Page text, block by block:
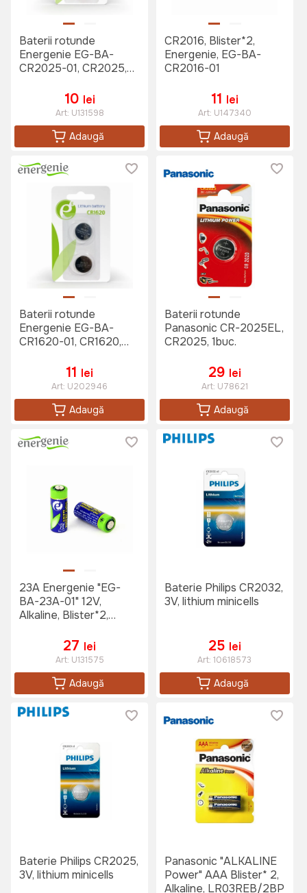
Baterii rotunde
Energenie EG-BA-
CR2025-01, CR2025,
10 lei
Art: U131598
Adaugă
CR2016, Blister*2,
Energenie, EG-BA-
CR2016-01
11 lei
Art: U147340
Adaugă
Baterii rotunde
Energenie EG-BA-
CR1620-01, CR1620,
11 lei
Art: U202946
Adaugă
Baterii rotunde
Panasonic CR-2025EL,
CR2025, 1buc.
29 lei
Art: U78621
Adaugă
23A Energenie "EG-
BA-23A-01" 12V,
Alkaline, Blister*2,
27 lei
Art: U131575
Adaugă
Baterie Philips CR2032,
3V, lithium minicells
25 lei
Art: 10618573
Adaugă
Baterie Philips CR2025,
3V, lithium minicells
Panasonic "ALKALINE
Power" AAA Blister* 2,
Alkaline, LR03REB/2BP